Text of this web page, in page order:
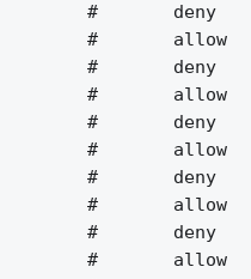
#       deny
#       allow
#       deny
#       allow
#       deny
#       allow
#       deny
#       allow
#       deny
#       allow